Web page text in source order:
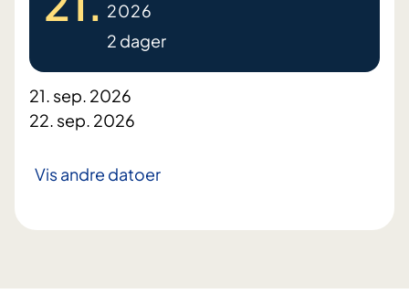
2026
2 dager
21. sep. 2026
22. sep. 2026
Vis andre datoer